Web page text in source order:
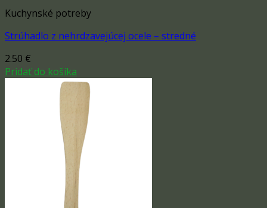
Kuchynské potreby
Strúhadlo z nehrdzavejúcej ocele – stredné
2.50 €
Pridať do košíka